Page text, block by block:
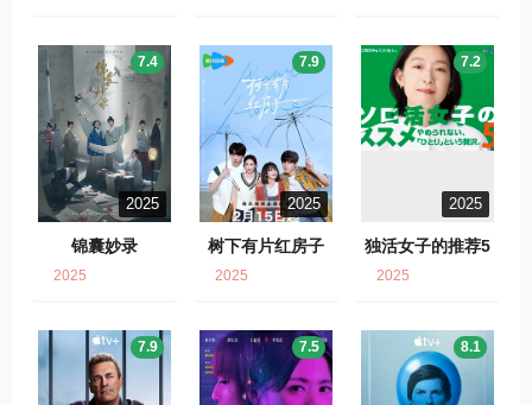
2025
锦囊妙录
7.4
2025
2025
树下有片红房子
7.9
2025
2025
独活女子的推荐5
7.2
2025
7.9 7.5 8.1